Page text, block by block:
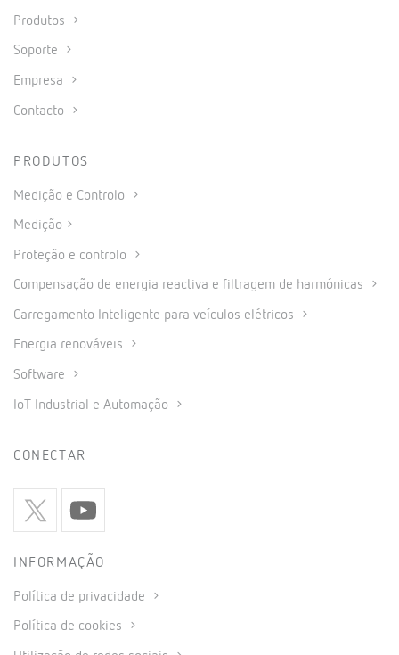
Produtos
Soporte
Empresa
Contacto
PRODUTOS
Medição e Controlo
Medição
Proteção e controlo
Compensação de energia reactiva e filtragem de harmónicas
Carregamento Inteligente para veículos elétricos
Energia renováveis
Software
IoT Industrial e Automação
CONECTAR
INFORMAÇÃO
Política de privacidade
Política de cookies